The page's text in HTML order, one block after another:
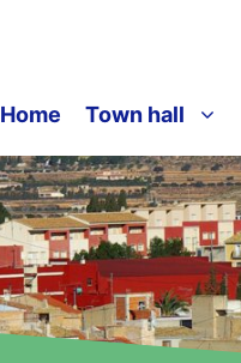
Home Town hall